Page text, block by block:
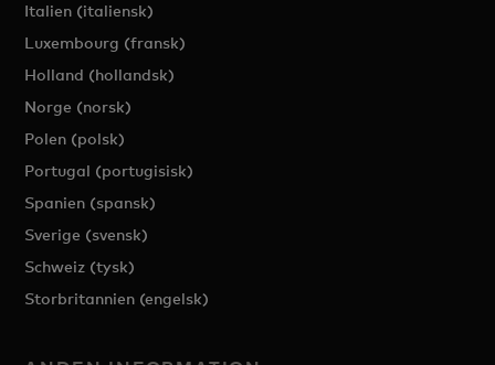
Italien (italiensk)
Luxembourg (fransk)
Holland (hollandsk)
Norge (norsk)
Polen (polsk)
Portugal (portugisisk)
Spanien (spansk)
Sverige (svensk)
Schweiz (tysk)
Storbritannien (engelsk)